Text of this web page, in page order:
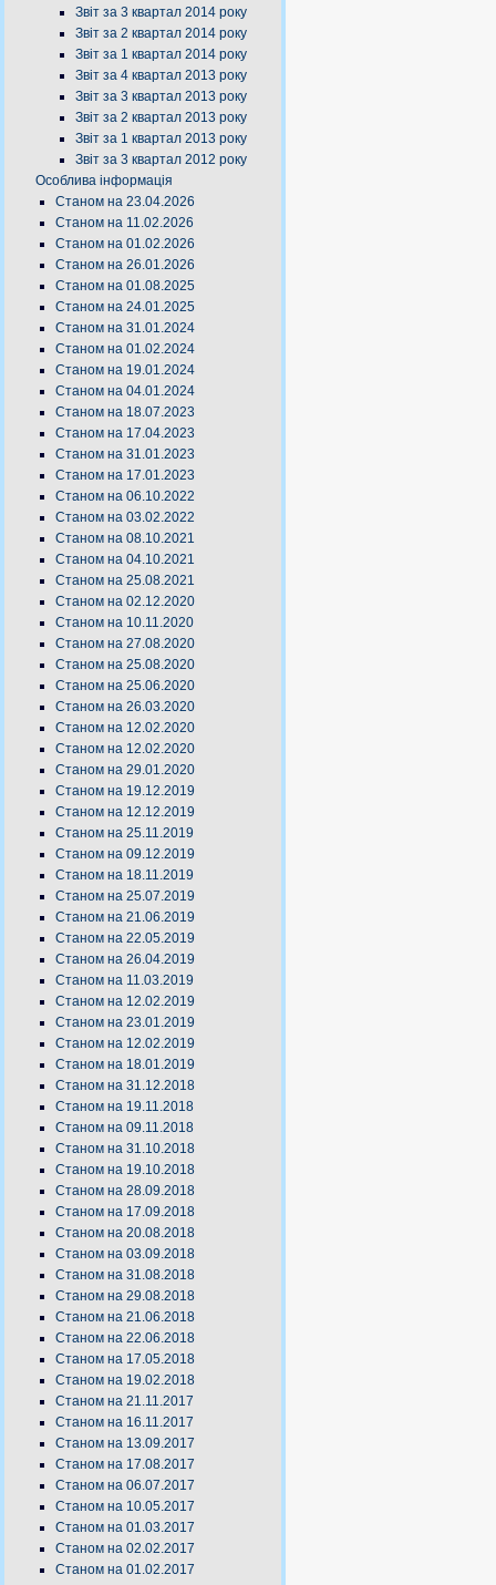
Звіт за 3 квартал 2014 року
Звіт за 2 квартал 2014 року
Звіт за 1 квартал 2014 року
Звіт за 4 квартал 2013 року
Звіт за 3 квартал 2013 року
Звіт за 2 квартал 2013 року
Звіт за 1 квартал 2013 року
Звіт за 3 квартал 2012 року
Особлива інформація
Станом на 23.04.2026
Станом на 11.02.2026
Станом на 01.02.2026
Станом на 26.01.2026
Станом на 01.08.2025
Станом на 24.01.2025
Станом на 31.01.2024
Станом на 01.02.2024
Станом на 19.01.2024
Станом на 04.01.2024
Станом на 18.07.2023
Станом на 17.04.2023
Станом на 31.01.2023
Станом на 17.01.2023
Станом на 06.10.2022
Станом на 03.02.2022
Станом на 08.10.2021
Станом на 04.10.2021
Станом на 25.08.2021
Станом на 02.12.2020
Станом на 10.11.2020
Станом на 27.08.2020
Станом на 25.08.2020
Станом на 25.06.2020
Станом на 26.03.2020
Станом на 12.02.2020
Станом на 12.02.2020
Станом на 29.01.2020
Станом на 19.12.2019
Станом на 12.12.2019
Станом на 25.11.2019
Станом на 09.12.2019
Станом на 18.11.2019
Станом на 25.07.2019
Станом на 21.06.2019
Станом на 22.05.2019
Станом на 26.04.2019
Станом на 11.03.2019
Станом на 12.02.2019
Станом на 23.01.2019
Станом на 12.02.2019
Станом на 18.01.2019
Станом на 31.12.2018
Станом на 19.11.2018
Станом на 09.11.2018
Станом на 31.10.2018
Станом на 19.10.2018
Станом на 28.09.2018
Станом на 17.09.2018
Станом на 20.08.2018
Станом на 03.09.2018
Станом на 31.08.2018
Станом на 29.08.2018
Станом на 21.06.2018
Станом на 22.06.2018
Станом на 17.05.2018
Станом на 19.02.2018
Станом на 21.11.2017
Станом на 16.11.2017
Станом на 13.09.2017
Станом на 17.08.2017
Станом на 06.07.2017
Станом на 10.05.2017
Станом на 01.03.2017
Станом на 02.02.2017
Станом на 01.02.2017